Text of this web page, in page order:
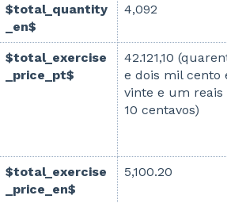
$total_quantity
_en$
4,092
$total_exercise
_price_pt$
42.121,10 (quarenta
e dois mil cento e
vinte e um reais e
10 centavos)
$total_exercise
_price_en$
5,100.20